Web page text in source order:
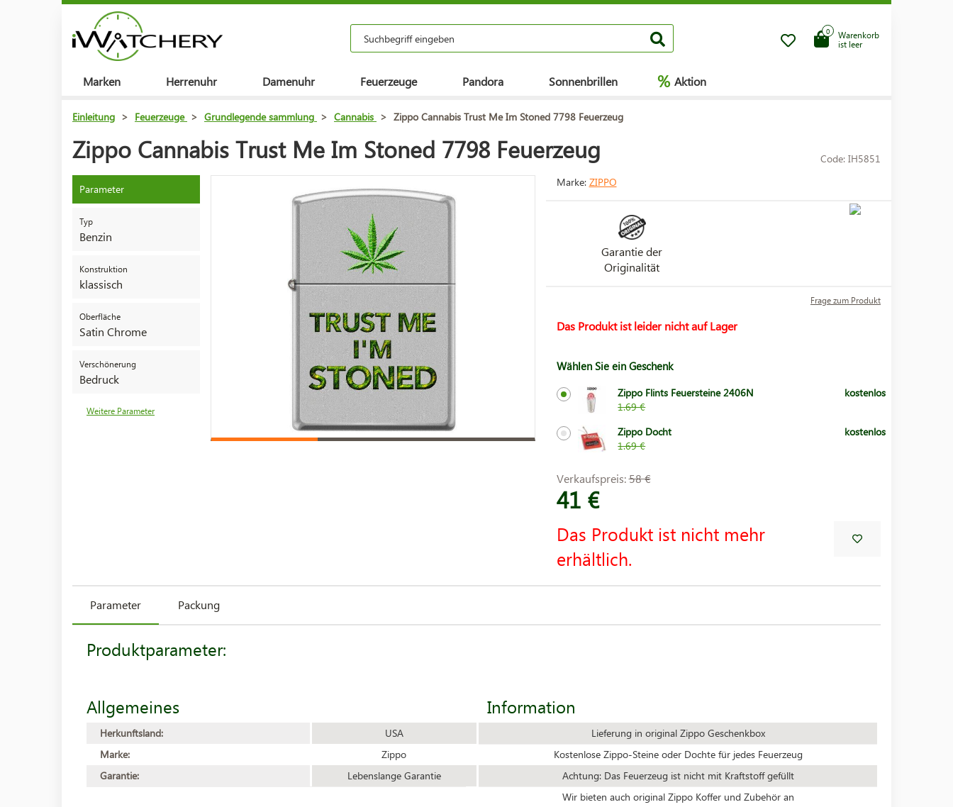
Warenkorb
ist leer
0
Marken Herrenuhr Damenuhr Feuerzeuge Pandora Sonnenbrillen % Aktion
Einleitung > Feuerzeuge > Grundlegende sammlung > Cannabis > Zippo Cannabis Trust Me Im Stoned 7798 Feuerzeug
Zippo Cannabis Trust Me Im Stoned 7798 Feuerzeug Code: IH5851
Parameter
Typ
Benzin
Konstruktion
klassisch
Oberfläche
Satin Chrome
Verschönerung
Bedruck
Weitere Parameter
Marke: ZIPPO
Garantie der
Originalität
Frage zum Produkt
Das Produkt ist leider nicht auf Lager
Wählen Sie ein Geschenk
Zippo Flints Feuersteine 2406N
1.69 €
kostenlos
Zippo Docht
1.69 €
kostenlos
Verkaufspreis:58 €
41 €
Das Produkt ist nicht mehr
erhältlich.
Parameter Packung
Produktparameter:
Allgemeines
Herkunftsland:
USA
Marke:
Zippo
Garantie:
Lebenslange Garantie
Information
Lieferung in original Zippo Geschenkbox
Kostenlose Zippo-Steine oder Dochte für jedes Feuerzeug
Achtung: Das Feuerzeug ist nicht mit Kraftstoff gefüllt
Wir bieten auch original Zippo Koffer und Zubehör an